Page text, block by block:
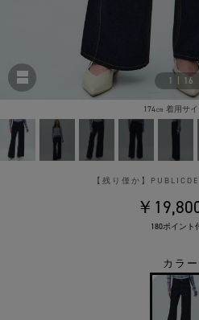
1 | 16
174㎝ 着用サイ
【残り僅か】
￥
180ポイント
カラー